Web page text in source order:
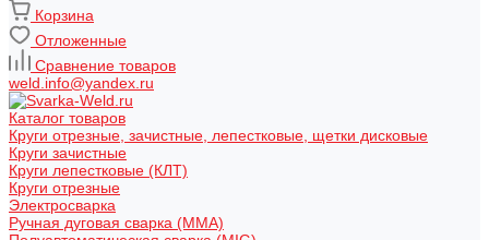
Корзина
Отложенные
Сравнение товаров
weld.info@yandex.ru
Каталог товаров
Круги отрезные, зачистные, лепестковые, щетки дисковые
Круги зачистные
Круги лепестковые (КЛТ)
Круги отрезные
Электросварка
Ручная дуговая сварка (MMA)